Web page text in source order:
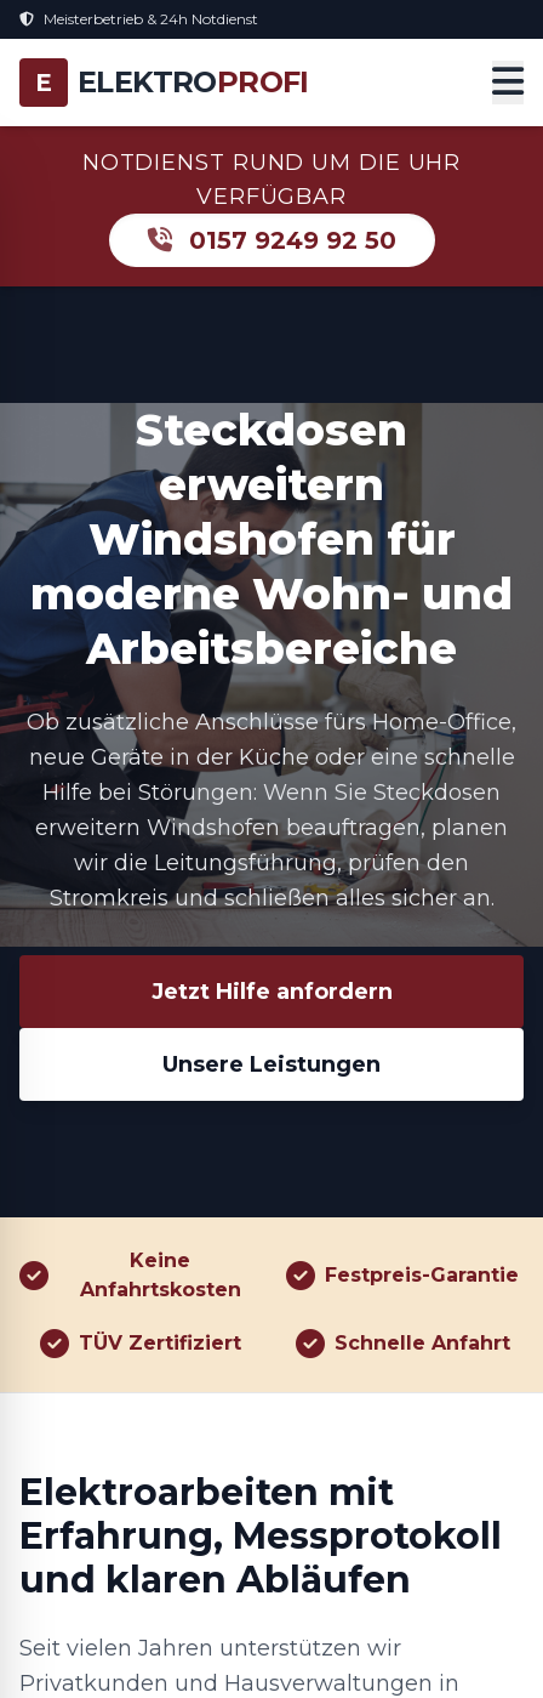
Meisterbetrieb & 24h Notdienst
E ELEKTROPROFI
NOTDIENST RUND UM DIE UHR
VERFÜGBAR
0157 9249 92 50
Steckdosen
erweitern
Windshofen für
moderne Wohn- und
Arbeitsbereiche
Ob zusätzliche Anschlüsse fürs Home-Office,
neue Geräte in der Küche oder eine schnelle
Hilfe bei Störungen: Wenn Sie Steckdosen
erweitern Windshofen beauftragen, planen
wir die Leitungsführung, prüfen den
Stromkreis und schließen alles sicher an.
Jetzt Hilfe anfordern
Unsere Leistungen
Keine
Anfahrtskosten
Festpreis-Garantie
TÜV Zertifiziert Schnelle Anfahrt
Elektroarbeiten mit
Erfahrung, Messprotokoll
und klaren Abläufen
Seit vielen Jahren unterstützen wir
Privatkunden und Hausverwaltungen in